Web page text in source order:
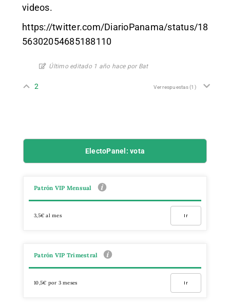
videos.
https://twitter.com/DiarioPanama/status/18
56302054685188110
Último editado 1 año hace por Bat
2 Ver respuestas(1)
ElectoPanel: vota
Patrón VIP Mensual
3,5€ al mes Ir
Patrón VIP Trimestral
10,5€ por 3 meses Ir